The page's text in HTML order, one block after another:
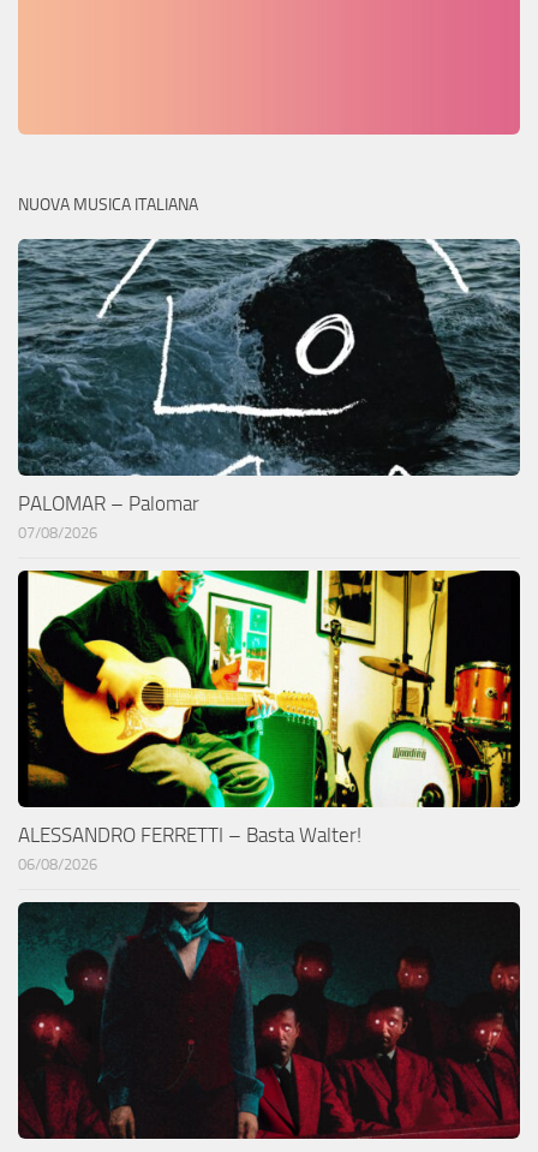
NUOVA MUSICA ITALIANA
PALOMAR – Palomar
07/08/2026
ALESSANDRO FERRETTI – Basta Walter!
06/08/2026